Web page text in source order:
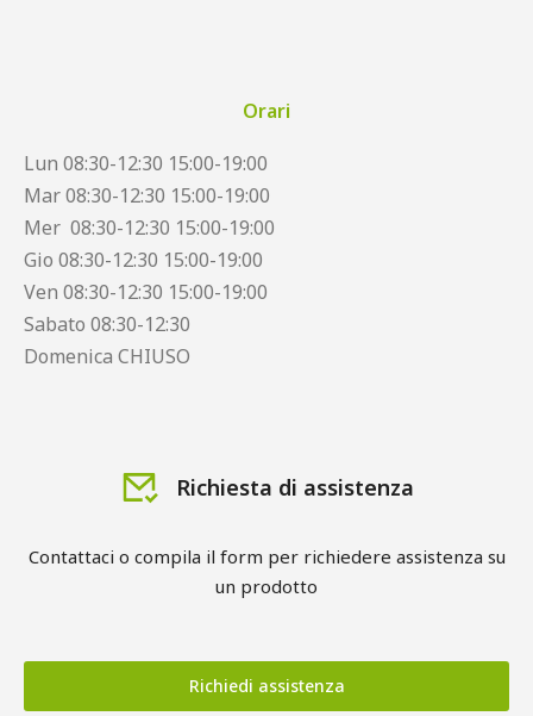
Orari
Lun 08:30-12:30 15:00-19:00
Mar 08:30-12:30 15:00-19:00
Mer 08:30-12:30 15:00-19:00
Gio 08:30-12:30 15:00-19:00
Ven 08:30-12:30 15:00-19:00
Sabato 08:30-12:30
Domenica CHIUSO
Richiesta di assistenza
Contattaci o compila il form per richiedere assistenza su
un prodotto
Richiedi assistenza